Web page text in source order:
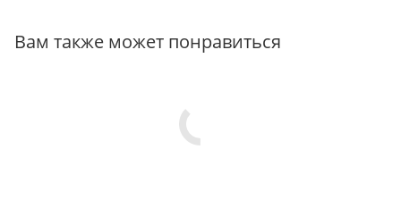
Вам также может понравиться